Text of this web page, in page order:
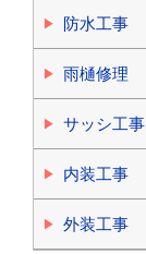
防水工事
雨樋修理
サッシ工事
内装工事
外装工事